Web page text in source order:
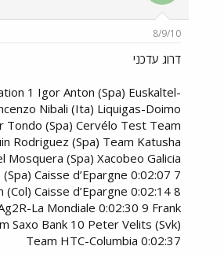
8/9/10
דרוג עדכני
1 Igor Anton (Spa) Euskaltel-
Nibali (Ita) Liquigas-Doimo
Tondo (Spa) Cervélo Test Team
Rodriguez (Spa) Team Katusha
Mosquera (Spa) Xacobeo Galicia
Caisse d’Epargne 0:02:07 7
Caisse d’Epargne 0:02:14 8
La Mondiale 0:02:30 9 Frank
Saxo Bank 10 Peter Velits (Svk)
Team HTC-Columbia 0:02:37